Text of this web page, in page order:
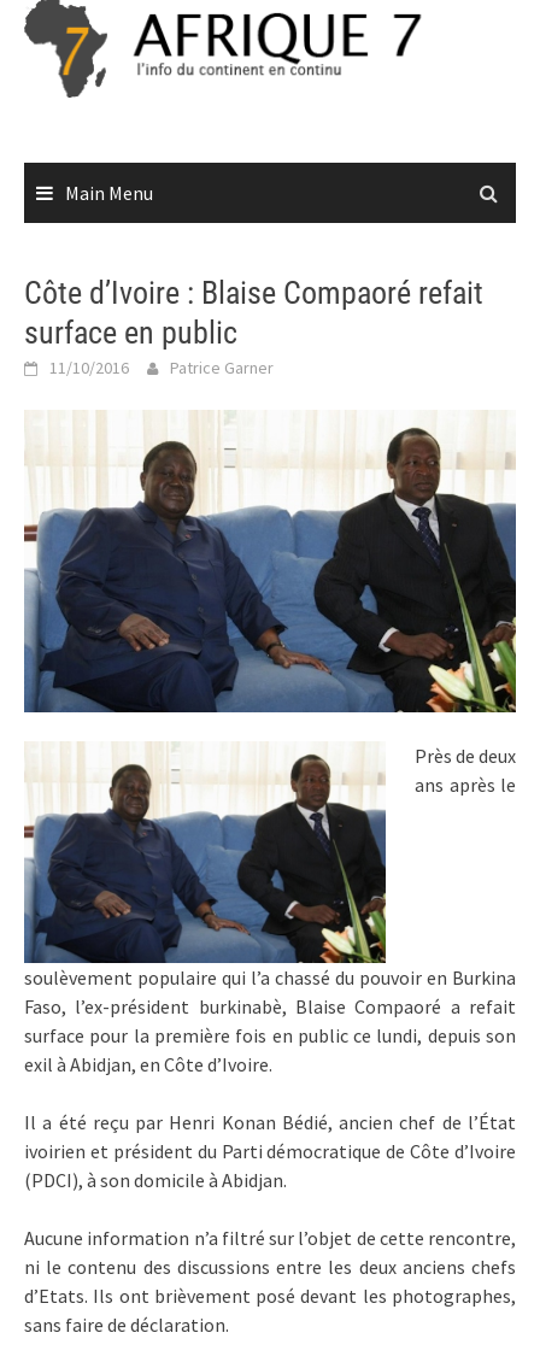
Skip
content
Main Menu
Côte d’Ivoire : Blaise Compaoré refait
surface en public
11/10/2016 Patrice Garner
Près de deux
ans après le
soulèvement populaire qui l’a chassé du pouvoir en Burkina
Faso, l’ex-président burkinabè, Blaise Compaoré a refait
surface pour la première fois en public ce lundi, depuis son
exil à Abidjan, en Côte d’Ivoire.
Il a été reçu par Henri Konan Bédié, ancien chef de l’État
ivoirien et président du Parti démocratique de Côte d’Ivoire
(PDCI), à son domicile à Abidjan.
Aucune information n’a filtré sur l’objet de cette rencontre,
ni le contenu des discussions entre les deux anciens chefs
d’Etats. Ils ont brièvement posé devant les photographes,
sans faire de déclaration.